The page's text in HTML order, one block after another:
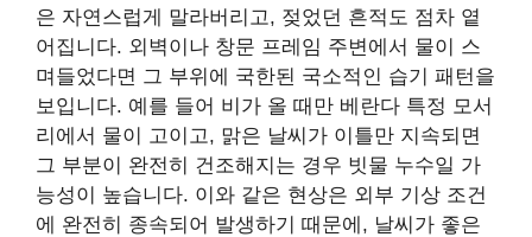
은 자연스럽게 말라버리고, 젖었던 흔적도 점차 옅
어집니다. 외벽이나 창문 프레임 주변에서 물이 스
며들었다면 그 부위에 국한된 국소적인 습기 패턴을
보입니다. 예를 들어 비가 올 때만 베란다 특정 모서
리에서 물이 고이고, 맑은 날씨가 이틀만 지속되면
그 부분이 완전히 건조해지는 경우 빗물 누수일 가
능성이 높습니다. 이와 같은 현상은 외부 기상 조건
에 완전히 종속되어 발생하기 때문에, 날씨가 좋은